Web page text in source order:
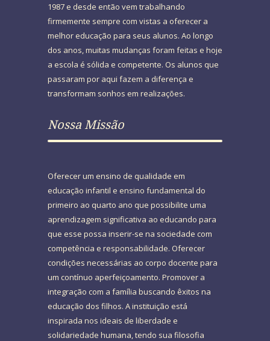
1987 e desde então vem trabalhando
firmemente sempre com vistas a oferecer a
melhor educação para seus alunos. Ao longo
dos anos, muitas mudanças foram feitas e hoje
a escola é sólida e competente. Os alunos que
passaram por aqui fazem a diferença e
transformam sonhos em realizações.
Nossa Missão
Oferecer um ensino de qualidade em
educação infantil e ensino fundamental do
primeiro ao quarto ano que possibilite uma
aprendizagem significativa ao educando para
que esse possa inserir-se na sociedade com
competência e responsabilidade. Oferecer
condições necessárias ao corpo docente para
um contínuo aperfeiçoamento. Promover a
integração com a família buscando êxitos na
educação dos filhos. A instituição está
inspirada nos ideais de liberdade e
solidariedade humana, tendo sua filosofia